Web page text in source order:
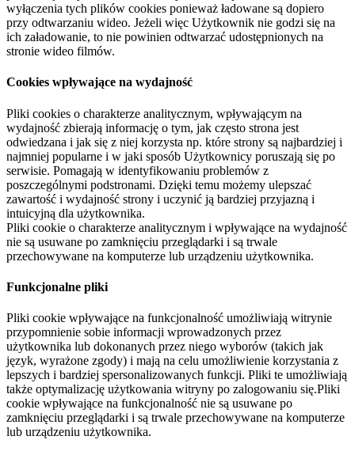
wyłączenia tych plików cookies ponieważ ładowane są dopiero
przy odtwarzaniu wideo. Jeżeli więc Użytkownik nie godzi się na
ich załadowanie, to nie powinien odtwarzać udostępnionych na
stronie wideo filmów.
Cookies wpływające na wydajność
Pliki cookies o charakterze analitycznym, wpływającym na
wydajność zbierają informację o tym, jak często strona jest
odwiedzana i jak się z niej korzysta np. które strony są najbardziej i
najmniej popularne i w jaki sposób Użytkownicy poruszają się po
serwisie. Pomagają w identyfikowaniu problemów z
poszczególnymi podstronami. Dzięki temu możemy ulepszać
zawartość i wydajność strony i uczynić ją bardziej przyjazną i
intuicyjną dla użytkownika.
Pliki cookie o charakterze analitycznym i wpływające na wydajność
nie są usuwane po zamknięciu przeglądarki i są trwale
przechowywane na komputerze lub urządzeniu użytkownika.
Funkcjonalne pliki
Pliki cookie wpływające na funkcjonalność umożliwiają witrynie
przypomnienie sobie informacji wprowadzonych przez
użytkownika lub dokonanych przez niego wyborów (takich jak
język, wyrażone zgody) i mają na celu umożliwienie korzystania z
lepszych i bardziej spersonalizowanych funkcji. Pliki te umożliwiają
także optymalizację użytkowania witryny po zalogowaniu się.Pliki
cookie wpływające na funkcjonalność nie są usuwane po
zamknięciu przeglądarki i są trwale przechowywane na komputerze
lub urządzeniu użytkownika.